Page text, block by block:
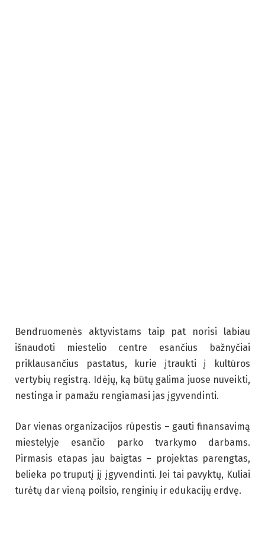
Bendruomenės aktyvistams taip pat norisi labiau
išnaudoti miestelio centre esančius bažnyčiai
priklausančius pastatus, kurie įtraukti į kultūros
vertybių registrą. Idėjų, ką būtų galima juose nuveikti,
nestinga ir pamažu rengiamasi jas įgyvendinti.
Dar vienas organizacijos rūpestis – gauti finansavimą
miestelyje esančio parko tvarkymo darbams.
Pirmasis etapas jau baigtas – projektas parengtas,
belieka po truputį jį įgyvendinti. Jei tai pavyktų, Kuliai
turėtų dar vieną poilsio, renginių ir edukacijų erdvę.